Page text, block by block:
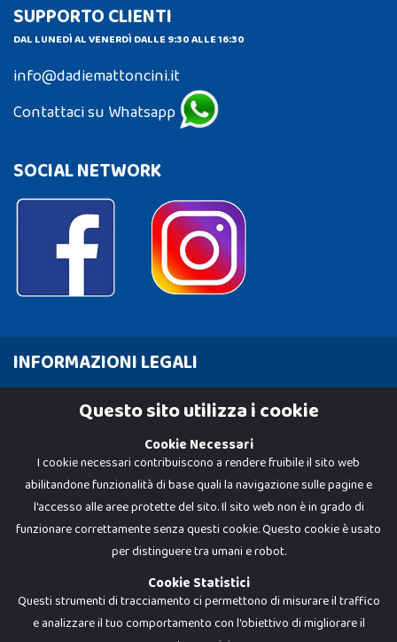
SUPPORTO CLIENTI
DAL LUNEDÌ AL VENERDÌ DALLE 9:30 ALLE 16:30
info@dadiemattoncini.it
Contattaci su Whatsapp
SOCIAL NETWORK
INFORMAZIONI LEGALI
Cookie PolicyQuesto sito utilizza i cookie
Cookie Necessari
I cookie necessari contribuiscono a rendere fruibile il sito web
abilitandone funzionalità di base quali la navigazione sulle pagine e
l'accesso alle aree protette del sito. Il sito web non è in grado di
funzionare correttamente senza questi cookie. Questo cookie è usato
per distinguere tra umani e robot.
Cookie Statistici
Questi strumenti di tracciamento ci permettono di misurare il traffico
e analizzare il tuo comportamento con l'obiettivo di migliorare il